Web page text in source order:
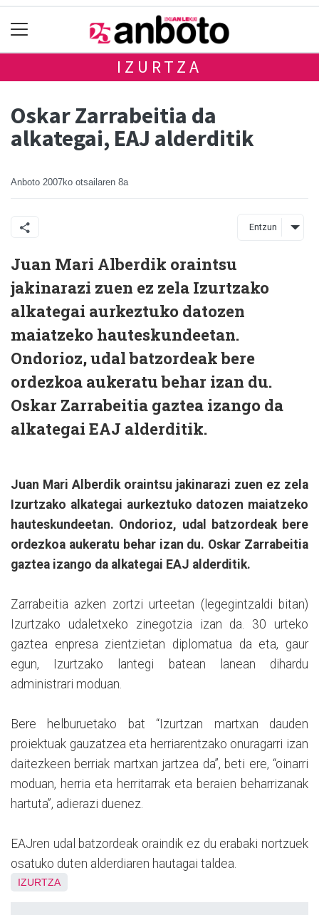
IZURTZA
Oskar Zarrabeitia da
alkategai, EAJ alderditik
Anboto 2007ko otsailaren 8a
Entzun
Juan Mari Alberdik oraintsu
jakinarazi zuen ez zela Izurtzako
alkategai aurkeztuko datozen
maiatzeko hauteskundeetan.
Ondorioz, udal batzordeak bere
ordezkoa aukeratu behar izan du.
Oskar Zarrabeitia gaztea izango da
alkategai EAJ alderditik.
Juan Mari Alberdik oraintsu jakinarazi zuen ez zela
Izurtzako alkategai aurkeztuko datozen maiatzeko
hauteskundeetan. Ondorioz, udal batzordeak bere
ordezkoa aukeratu behar izan du. Oskar Zarrabeitia
gaztea izango da alkategai EAJ alderditik.
Zarrabeitia azken zortzi urteetan (legegintzaldi bitan)
Izurtzako udaletxeko zinegotzia izan da. 30 urteko
gaztea enpresa zientzietan diplomatua da eta, gaur
egun, Izurtzako lantegi batean lanean dihardu
administrari moduan.
Bere helburuetako bat “Izurtzan martxan dauden
proiektuak gauzatzea eta herriarentzako onuragarri izan
daitezkeen berriak martxan jartzea da”, beti ere, “oinarri
moduan, herria eta herritarrak eta beraien beharrizanak
hartuta”, adierazi duenez.
EAJren udal batzordeak oraindik ez du erabaki nortzuek
osatuko duten alderdiaren hautagai taldea.
IZURTZA